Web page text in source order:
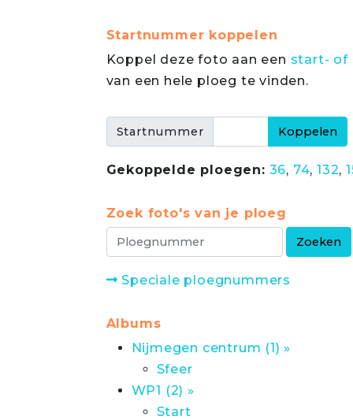
Startnummer koppelen
Koppel deze foto aan een start- of
van een hele ploeg te vinden.
Startnummer
Gekoppelde ploegen: 36, 74, 132,
Zoek foto's van je ploeg
Speciale ploegnummers
Albums
Nijmegen centrum (1) »
Sfeer
WP1 (2) »
Start